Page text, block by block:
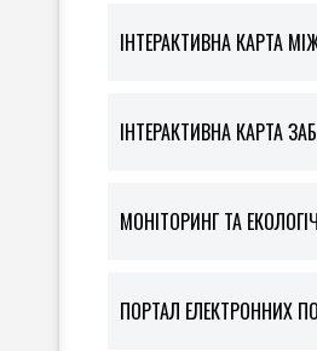
ІНТЕРАКТИВНА КАРТА
ІНТЕРАКТИВНА КАРТА
МОНІТОРИНГ ТА
ПОРТАЛ ЕЛЕКТРОННИХ